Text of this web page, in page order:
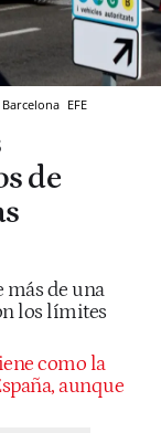
EFE
de
más de una
los límites
como la
aunque